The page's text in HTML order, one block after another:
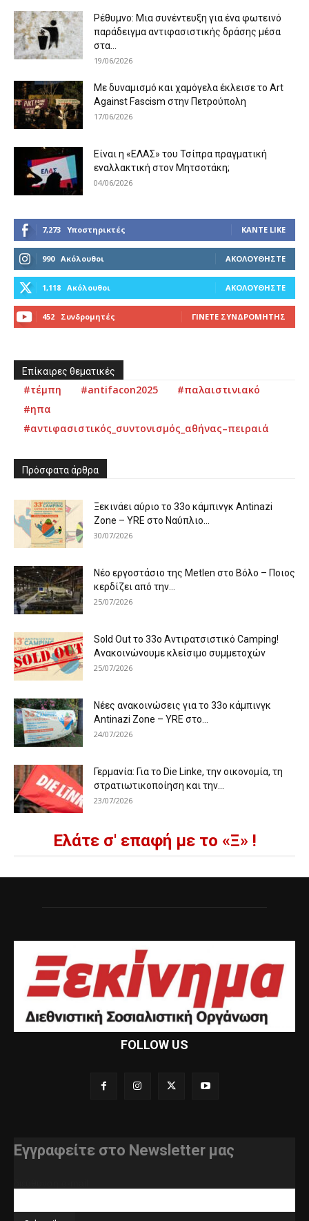
Ρέθυμνο: Μια συνέντευξη για ένα φωτεινό
παράδειγμα αντιφασιστικής δράσης μέσα
στα...
19/06/2026
Με δυναμισμό και χαμόγελα έκλεισε το Art
Against Fascism στην Πετρούπολη
17/06/2026
Είναι η «ΕΛΑΣ» του Τσίπρα πραγματική
εναλλακτική στον Μητσοτάκη;
04/06/2026
7,273 Υποστηρικτές ΚΆΝΤΕ LIKE
990 Ακόλουθοι ΑΚΟΛΟΥΘΉΣΤΕ
1,118 Ακόλουθοι ΑΚΟΛΟΥΘΉΣΤΕ
452 Συνδρομητές ΓΊΝΕΤΕ ΣΥΝΔΡΟΜΗΤΉΣ
Επίκαιρες θεματικές
#τέμπη #antifacon2025
#παλαιστινιακό
#ηπα
#αντιφασιστικός_συντονισμός_αθήνας–πειραιά
Πρόσφατα άρθρα
Ξεκινάει αύριο το 33ο κάμπινγκ Antinazi
Zone – YRE στο Ναύπλιο...
30/07/2026
Νέο εργοστάσιο της Metlen στο Βόλο – Ποιος
κερδίζει από την...
25/07/2026
Sold Out το 33ο Αντιρατσιστικό Camping!
Ανακοινώνουμε κλείσιμο συμμετοχών
25/07/2026
Νέες ανακοινώσεις για το 33ο κάμπινγκ
Antinazi Zone – YRE στο...
24/07/2026
Γερμανία: Για το Die Linke, την οικονομία, τη
στρατιωτικοποίηση και την...
23/07/2026
Ελάτε σ' επαφή με το «Ξ» !
FOLLOW US
Εγγραφείτε στο Newsletter μας